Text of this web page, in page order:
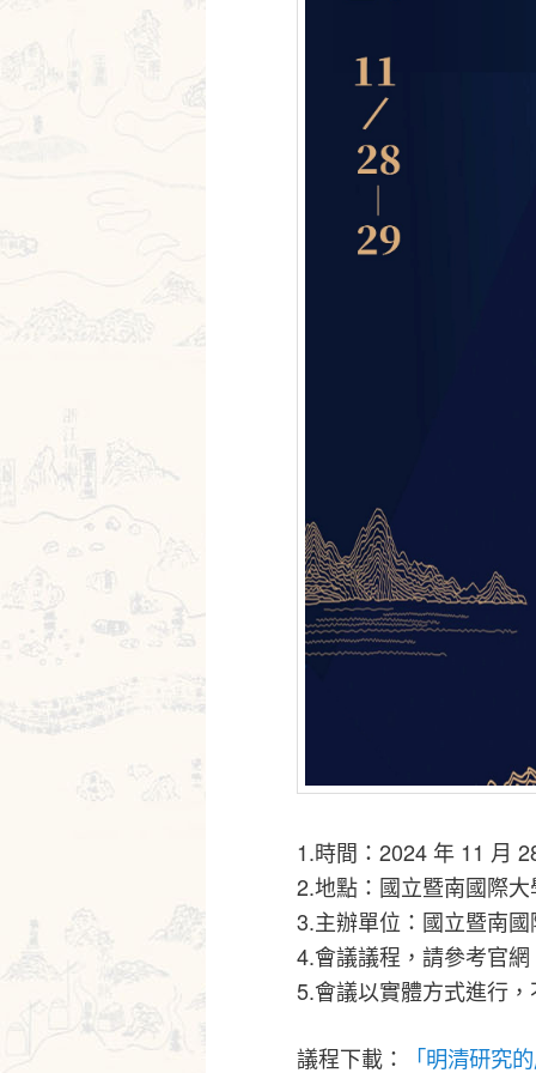
1.時間：2024 年 11 月
2.地點：國立暨南國際
3.主辦單位：國立暨南
4.會議議程，請參考官網
5.會議以實體方式進行
議程下載： 「明清研究